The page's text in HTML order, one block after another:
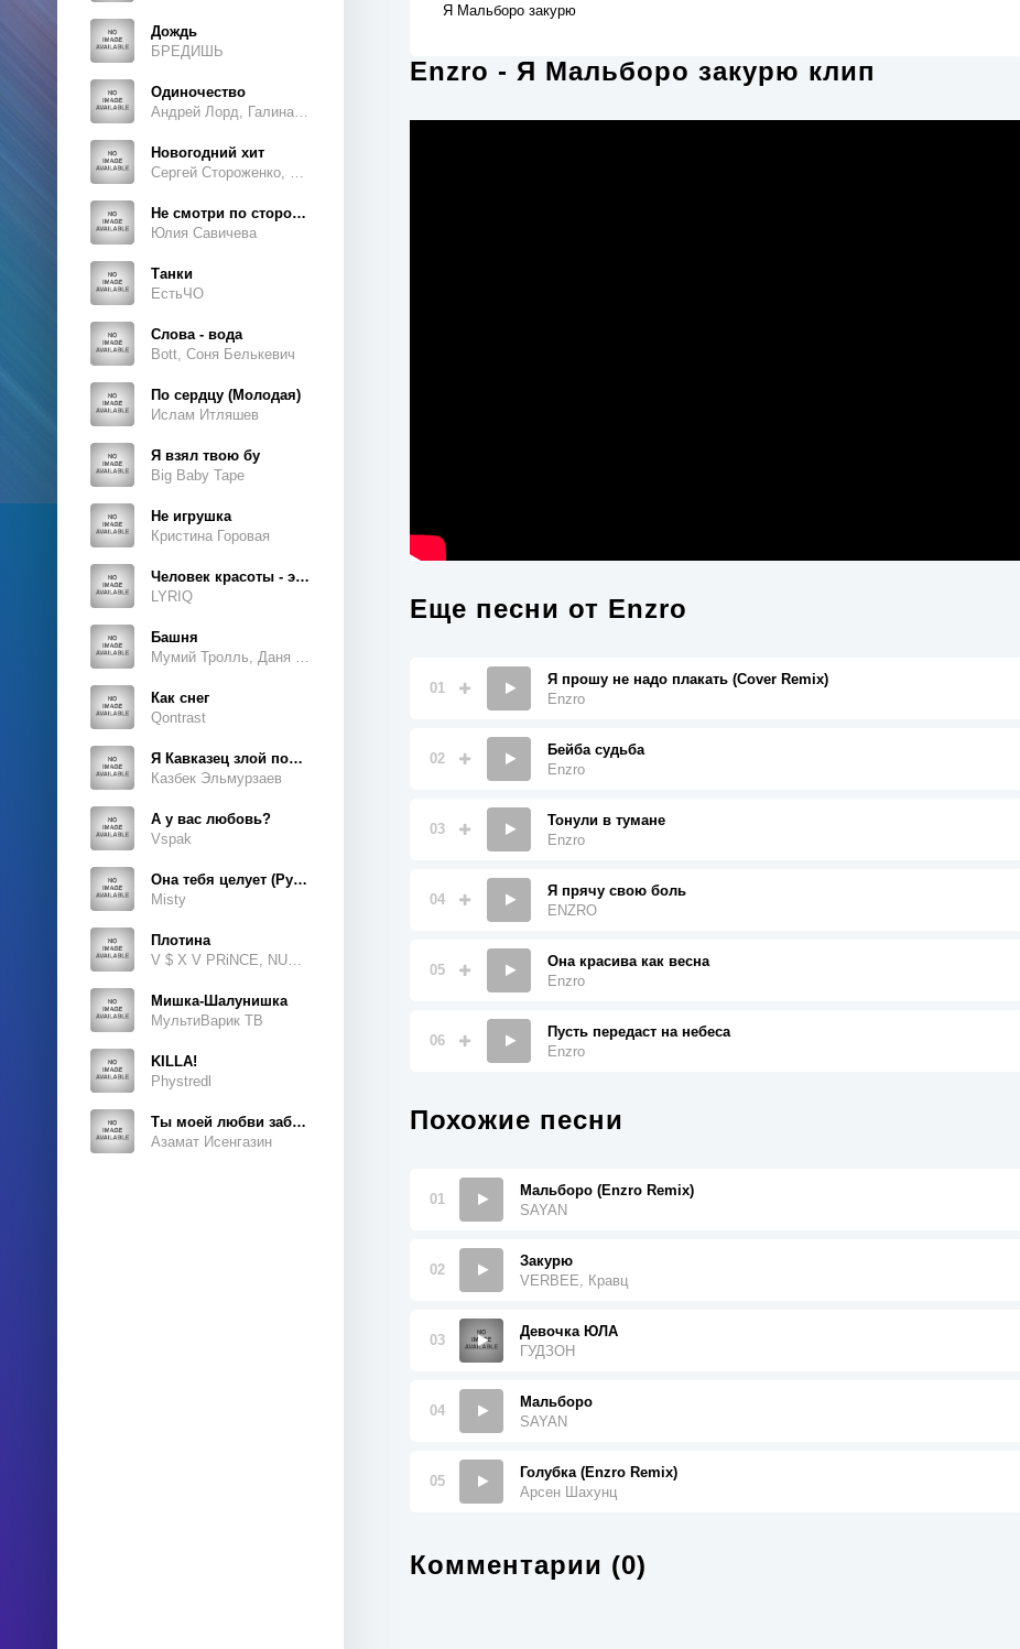
Дождь
БРЕДИШЬ
Одиночество
Новогодний хит
Не смотри по сторонам
Юлия Савичева
Танки
ЕстьЧО
Слова - вода
Bott, Соня Белькевич
По сердцу (Молодая)
Ислам Итляшев
Я взял твою бу
Big Baby Tape
Не игрушка
Кристина Горовая
Человек красоты - это ты, это ты, это ты
LYRIQ
Башня
Как снег
Qontrast
Я Кавказец злой породы
Казбек Эльмурзаев
А у вас любовь?
Vspak
Она тебя целует (Руки Вверх Cover)
Misty
Плотина
Мишка-Шалунишка
МультиВарик ТВ
KILLA!
Phystredl
Ты моей любви забытая тайна
Азамат Исенгазин
Я Мальборо закурю
Enzro - Я Мальборо закурю клип
Еще песни от Enzro
01
Я прошу не надо плакать (Cover Remix)
Enzro
02
Бейба судьба
Enzro
03
Тонули в тумане
Enzro
04
Я прячу свою боль
ENZRO
05
Она красива как весна
Enzro
06
Пусть передаст на небеса
Enzro
Похожие песни
01
Мальборо (Enzro Remix)
SAYAN
02
Закурю
VERBEE, Кравц
03
Девочка ЮЛА ‍
ГУДЗОН
04
Мальборо
SAYAN
05
Голубка (Enzro Remix)
Арсен Шахунц
Комментарии (0)